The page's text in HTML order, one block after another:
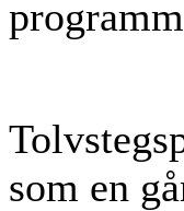
som en